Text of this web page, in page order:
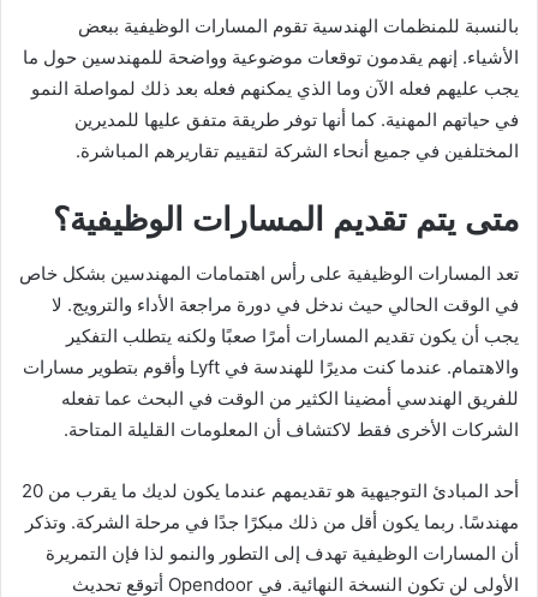
بالنسبة للمنظمات الهندسية تقوم المسارات الوظيفية ببعض
الأشياء. إنهم يقدمون توقعات موضوعية وواضحة للمهندسين حول ما
يجب عليهم فعله الآن وما الذي يمكنهم فعله بعد ذلك لمواصلة النمو
في حياتهم المهنية. كما أنها توفر طريقة متفق عليها للمديرين
المختلفين في جميع أنحاء الشركة لتقييم تقاريرهم المباشرة.
متى يتم تقديم المسارات الوظيفية؟
تعد المسارات الوظيفية على رأس اهتمامات المهندسين بشكل خاص
في الوقت الحالي حيث ندخل في دورة مراجعة الأداء والترويج. لا
يجب أن يكون تقديم المسارات أمرًا صعبًا ولكنه يتطلب التفكير
والاهتمام. عندما كنت مديرًا للهندسة في Lyft وأقوم بتطوير مسارات
للفريق الهندسي أمضينا الكثير من الوقت في البحث عما تفعله
الشركات الأخرى فقط لاكتشاف أن المعلومات القليلة المتاحة.
أحد المبادئ التوجيهية هو تقديمهم عندما يكون لديك ما يقرب من 20
مهندسًا. ربما يكون أقل من ذلك مبكرًا جدًا في مرحلة الشركة. وتذكر
أن المسارات الوظيفية تهدف إلى التطور والنمو لذا فإن التمريرة
الأولى لن تكون النسخة النهائية. في Opendoor أتوقع تحديث